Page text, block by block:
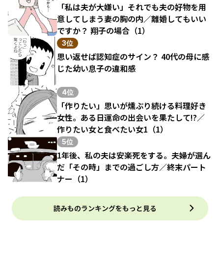
「私は夫が大嫌い」それでも夫の好物を用
意してしまう妻の胸の内／離婚してもいい
ですか？ 翔子の場合（1）
3位
思い返せば認知症のサイン？ 40代の母に感
じた幼い息子の違和感
4位
「作りたい」思いが燻ぶり続ける料理好き
女性。ある日運命の出会いを果たして!?／
作りたい女と食べたい女1（1）
5位
1年後、私の夫は安楽死をする。夫婦が選ん
だ「その時」までの過ごし方／終末パート
ナー（1）
読みものランキングをもっと見る